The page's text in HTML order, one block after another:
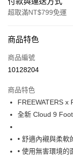
超取滿NT$799免運
信用卡一次付款
超商取貨付款
Apple Pay
街口支付
悠遊付
ATM付款
商品特色
商品編號
10128204
商品特色
FREEWATERS x
全新 Cloud 9
• 舒適內襯與柔軟
• 使用無害環境的